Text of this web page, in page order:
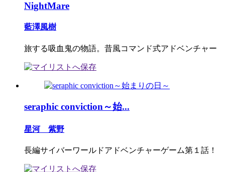
NightMare
藍澤風樹
旅する吸血鬼の物語。昔風コマンド式アドベンチャー
seraphic conviction～始...
星河 紫野
長編サイバーワールドアドベンチャーゲーム第１話！